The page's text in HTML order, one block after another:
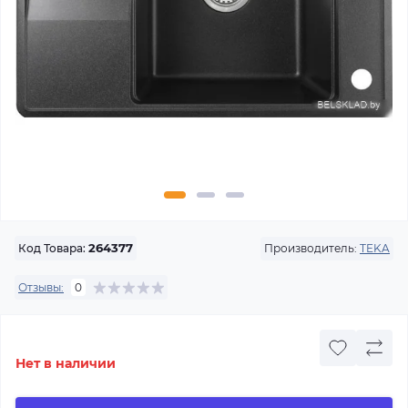
Код Товара: 264377 Производитель: TEKA
Отзывы: 0
Нет в наличии